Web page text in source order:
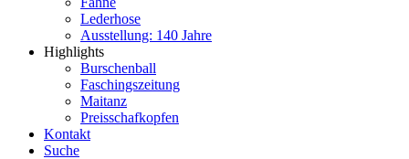
Lederhose
Ausstellung: 140 Jahre
Highlights
Burschenball
Faschingszeitung
Maitanz
Preisschafkopfen
Kontakt
Suche